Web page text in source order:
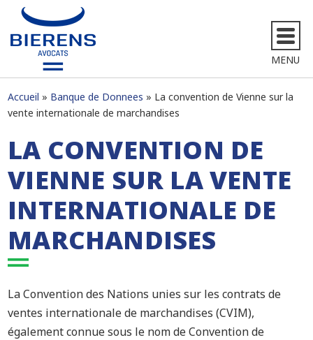
MENU
Accueil Banque de Donnees
La convention de Vienne sur la
vente internationale de marchandises
LA CONVENTION DE
VIENNE SUR LA VENTE
INTERNATIONALE DE
MARCHANDISES
La Convention des Nations unies sur les contrats de
ventes internationale de marchandises (CVIM),
également connue sous le nom de Convention de